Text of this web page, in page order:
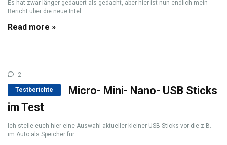
Es hat zwar länger gedauert als gedacht, aber hier ist nun endlich mein
Bericht über die neue Intel ...
Read more »
2
Testberichte
Micro- Mini- Nano- USB Sticks
im Test
Ich stelle euch hier eine Auswahl aktueller kleiner USB Sticks vor die z.B.
im Auto als Speicher für ...